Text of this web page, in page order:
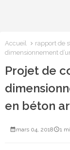
Accueil rapport de
dimensionnement
Projet de
en béton
mars 04, 2018 1